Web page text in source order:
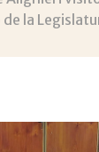
la